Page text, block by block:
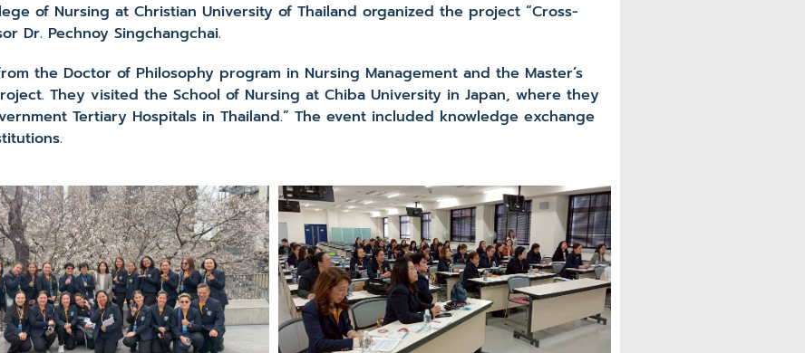
Nursing at Christian University of Thailand organized the project “Cross-
Dr. Pechnoy Singchangchai.
Doctor of Philosophy program in Nursing Management and the Master’s
They visited the School of Nursing at Chiba University in Japan, where they
Tertiary Hospitals in Thailand.” The event included knowledge exchange